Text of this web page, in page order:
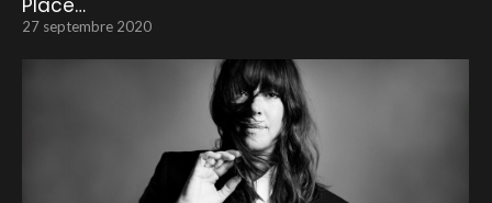
Place…
27 septembre 2020